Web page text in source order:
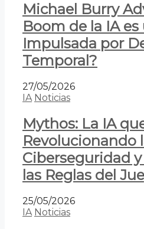
Michael Burry
Boom de la IA
Impulsada por
Temporal?
27/05/2026
IA Noticias
Mythos: La IA
Revolucionando
Ciberseguridad
las Reglas del
25/05/2026
IA Noticias